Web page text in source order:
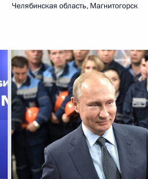
Челябинская область, Магнитогорск